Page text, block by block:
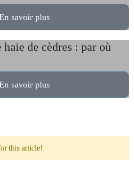
savoir plus
de cèdres : par où
savoir plus
this article!